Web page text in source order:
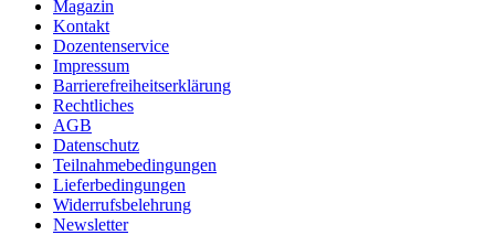
Magazin
Kontakt
Dozentenservice
Impressum
Barrierefreiheitserklärung
Rechtliches
AGB
Datenschutz
Teilnahmebedingungen
Lieferbedingungen
Widerrufsbelehrung
Newsletter